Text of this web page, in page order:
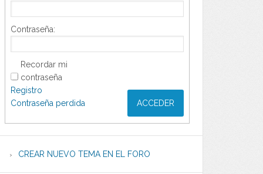
Contraseña:
Recordar mi
contraseña
ACCEDER
Registro
Contraseña perdida
CREAR NUEVO TEMA EN EL FORO